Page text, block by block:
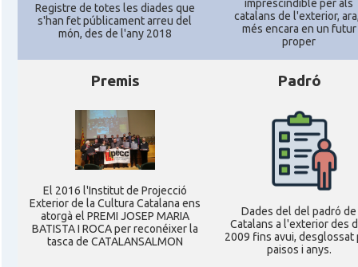
Delegació del Govern als Estats Units i
Canadà (New York)
Delegació
Canadà (Washington)
Consolat Consolat general a Boston
Consolat Consolat general a Chicago
Consolat general a Houston
Registre de totes les diades que
s'han fet públicament arreu del
món, des de l'any 2018
imprescindible per als
catalans de l'exterior,
més encara en un futur
proper
Premis
El 2016 l'Institut de Projecció
Exterior de la Cultura Catalana ens
atorgà el PREMI JOSEP MARIA
BATISTA I ROCA per reconéixer la
tasca de CATALANSALMON
Padró
Dades del del padró de
Catalans a l'exterior des
2009 fins avui, desglossat
paisos i anys.